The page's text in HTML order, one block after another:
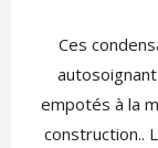
Ces
empotés à la
construction..